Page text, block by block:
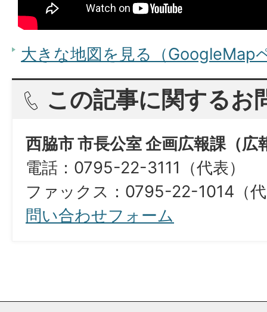
大きな地図を見る（GoogleMap
この記事に関するお
西脇市 市長公室 企画広報課（広
電話：0795-22-3111（代表）
ファックス：0795-22-1014（
問い合わせフォーム